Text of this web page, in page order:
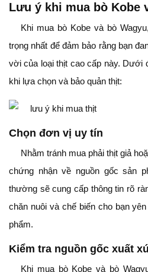
Lưu ý khi mua bò Kobe
Khi mua bò Kobe và bò
trọng nhất để đảm bảo rằng bạn
vời của loại thịt cao cấp này. Dưới
khi lựa chọn và bảo quản thịt:
Chọn đơn vị uy tín
Nhằm tránh mua phải thịt giả
chứng nhận về nguồn gốc sản
thường sẽ cung cấp thông tin rõ
chăn nuôi và chế biến cho bạn
phẩm.
Kiểm tra nguồn gốc xuất
Khi mua bò Kobe và bò